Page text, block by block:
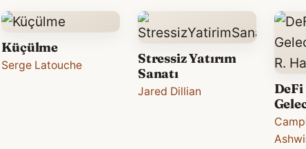
Küçülme
Serge Latouche
Stressiz Yatırım
Sanatı
Jared Dillian
DeFi